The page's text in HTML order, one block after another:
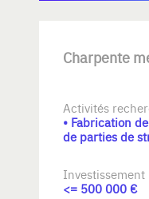
Charpente
Activités
• Fabrication
de parties de
Investissement
<= 500 000 €